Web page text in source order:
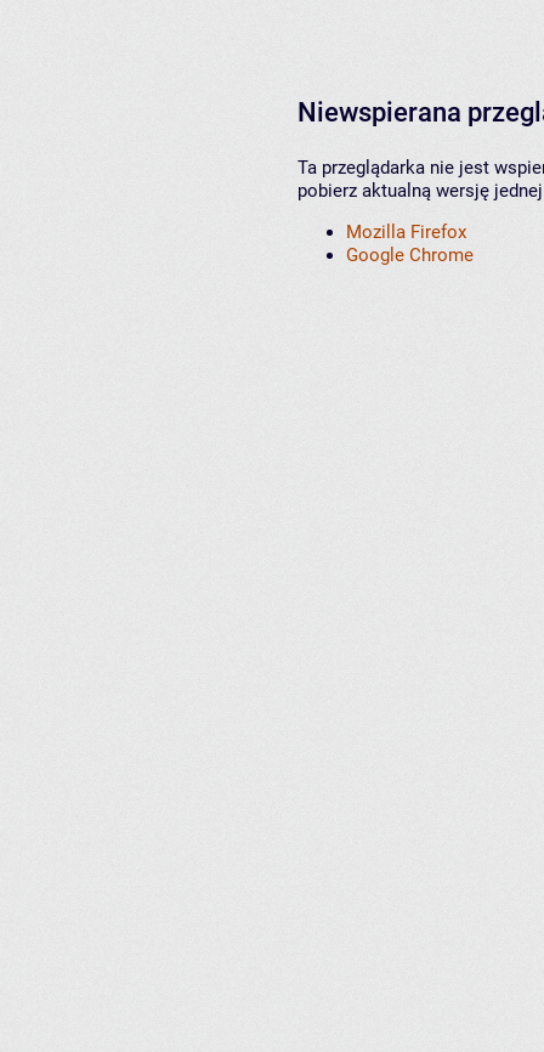
Niewspierana
Ta przeglądarka nie jest
pobierz aktualną wersję
Mozilla Firefox
Google Chrome